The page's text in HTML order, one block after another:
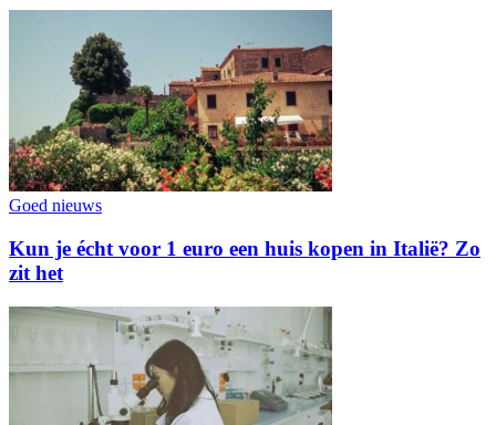
Goed nieuws
Kun je écht voor 1 euro een huis kopen in Italië? Zo
zit het